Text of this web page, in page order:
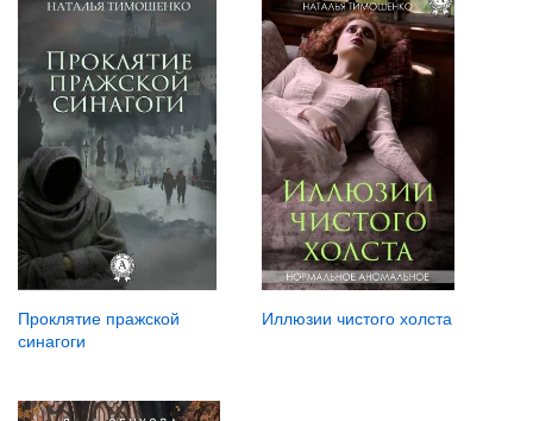
Проклятие пражской
синагоги
Иллюзии чистого холста